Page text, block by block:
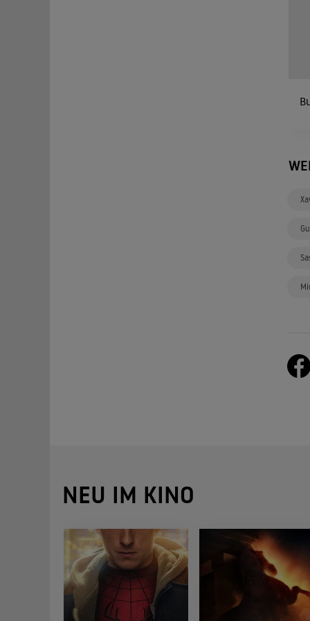
NEU IM KINO